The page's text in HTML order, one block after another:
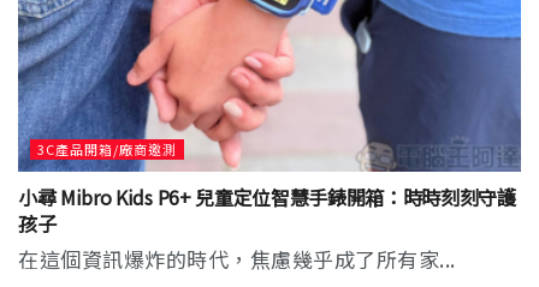
3C產品開箱/廠商邀測
小尋 Mibro Kids P6+ 兒童定位智慧手錶開箱：時時刻刻守護
孩子
在這個資訊爆炸的時代，焦慮幾乎成了所有家...